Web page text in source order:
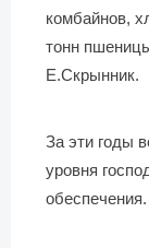
комбайнов,
тонн
Е.Скрынник.
За эти годы
уровня
обеспечения.